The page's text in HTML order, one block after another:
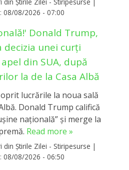
08/08/2026 - 07:00
Donald Trump,
decizia unei curți
din SUA, după
la de la Casa Albă
lucrările la noua sală
Donald Trump califică
națională” și merge la
Read more »
din Știrile Zilei - Stiripesurse |
08/08/2026 - 06:50